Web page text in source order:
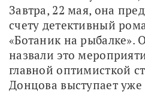
Завтра, 22 мая, она
счету детективный
«Ботаник на рыбалке».
назвали это
главной оптимисткой
Донцова выступает